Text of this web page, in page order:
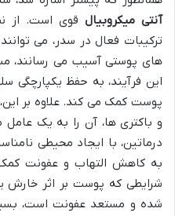
آنتی میکروبیال قوی است. از
ترکیبات فعال در سدر، می
های پوستی آسیب می رسانند،
این فرآیند، به حفظ یکپارچگی
پوست کمک می کند. علاوه بر این،
و باکتری ها، آن را به یک
درماتین، با ایجاد محیطی
به کاهش التهاب و عفونت کمک
شرایطی که پوست بر اثر خارش
شده و مستعد عفونت است،